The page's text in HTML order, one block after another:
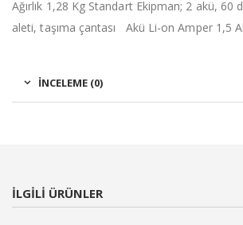
Ağırlık 1,28 Kg Standart Ekipman; 2 akü, 60
aleti, taşıma çantası Akü Li-on Amper 1,5
İNCELEME (0)
ILGILI ÜRÜNLER